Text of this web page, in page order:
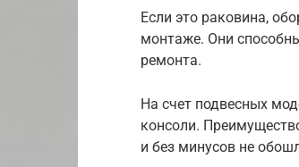
Если это раковина,
монтаже. Они
ремонта.
На счет подвесных
консоли.
и без минусов не